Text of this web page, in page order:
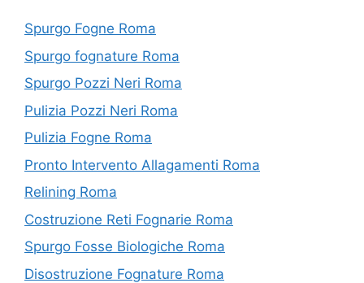
Spurgo Fogne Roma
Spurgo fognature Roma
Spurgo Pozzi Neri Roma
Pulizia Pozzi Neri Roma
Pulizia Fogne Roma
Pronto Intervento Allagamenti Roma
Relining Roma
Costruzione Reti Fognarie Roma
Spurgo Fosse Biologiche Roma
Disostruzione Fognature Roma